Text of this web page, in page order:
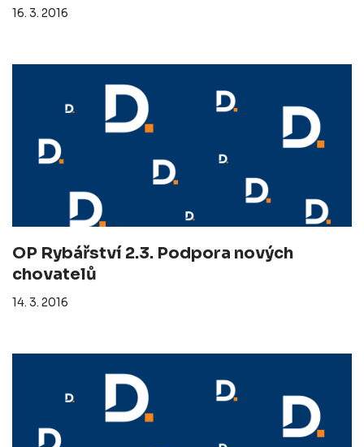
16. 3. 2016
OP Rybářství 2.3. Podpora nových
chovatelů
14. 3. 2016